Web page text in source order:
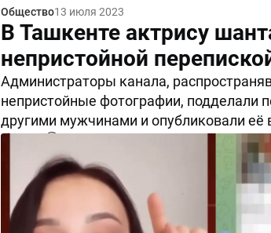
Общество13 июля 2023
В Ташкенте актрису
непристойной
Администраторы канала,
непристойные фотографии, подделали
другими мужчинами и опубликовали её